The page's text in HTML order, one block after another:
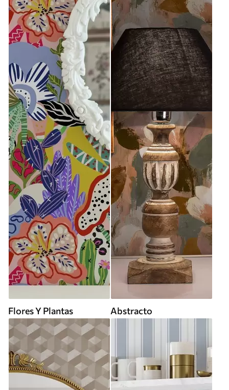
Flores Y Plantas Abstracto